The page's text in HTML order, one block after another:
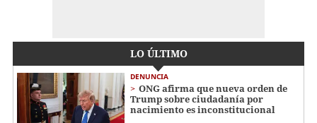
LO ÚLTIMO
DENUNCIA
ONG afirma que nueva orden de
Trump sobre ciudadanía por
nacimiento es inconstitucional